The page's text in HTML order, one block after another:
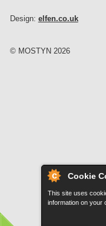
Cookie
This site uses
information on your
Design: elfen.co.uk
© MOSTYN 2026